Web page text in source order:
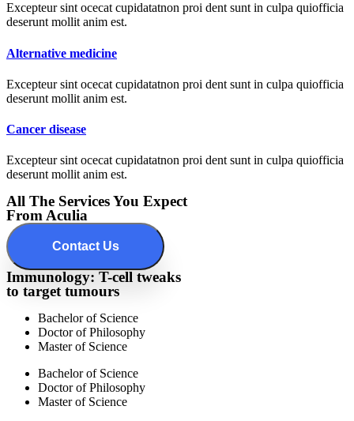
Excepteur sint ocecat cupidatatnon proi dent sunt in culpa quiofficia
deserunt mollit anim est.
Alternative medicine
Excepteur sint ocecat cupidatatnon proi dent sunt in culpa quiofficia
deserunt mollit anim est.
Cancer disease
Excepteur sint ocecat cupidatatnon proi dent sunt in culpa quiofficia
deserunt mollit anim est.
All The Services You Expect
From Aculia
Contact Us
Immunology: T-cell tweaks
to target tumours
Bachelor of Science
Doctor of Philosophy
Master of Science
Bachelor of Science
Doctor of Philosophy
Master of Science